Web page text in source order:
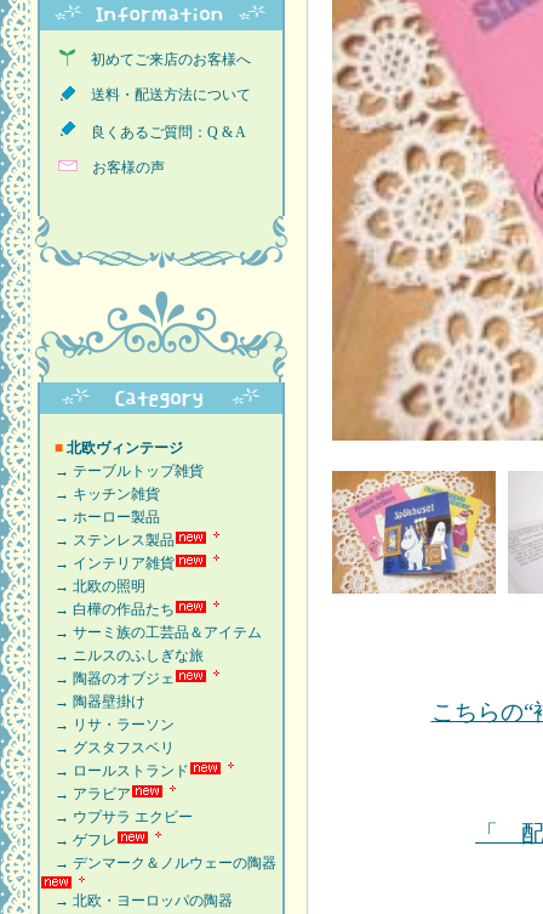
初めてご来店のお客様へ
送料・配送方法について
良くあるご質問：Q & A
お客様の声
■ 北欧ヴィンテージ
→ テーブルトップ雑貨
→ キッチン雑貨
→ ホーロー製品
→ ステンレス製品
→ インテリア雑貨
→ 北欧の照明
→ 白樺の作品たち
→ サーミ族の工芸品＆アイテム
→ ニルスのふしぎな旅
→ 陶器のオブジェ
→ 陶器壁掛け
→ リサ・ラーソン
→ グスタフスベリ
→ ロールストランド
→ アラビア
→ ウプサラ エクビー
→ ゲフレ
→ デンマーク＆ノルウェーの陶器
→ 北欧・ヨーロッパの陶器
こちらの“
「